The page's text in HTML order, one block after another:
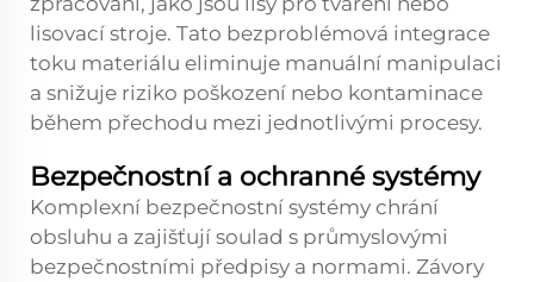
lisovací stroje. Tato bezproblémová integrace
toku materiálu eliminuje manuální manipulaci
a snižuje riziko poškození nebo kontaminace
během přechodu mezi jednotlivými procesy.
Bezpečnostní a ochranné systémy
Komplexní bezpečnostní systémy chrání
obsluhu a zajišťují soulad s průmyslovými
bezpečnostními předpisy a normami. Závory